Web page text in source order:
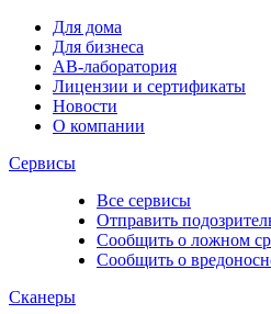
Для дома
Для бизнеса
АВ-лаборатория
Лицензии и сертификаты
Новости
О компании
Сервисы
Все сервисы
Отправить
Сообщить о ложном
Сообщить о
Сканеры